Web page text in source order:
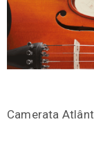
Camerata